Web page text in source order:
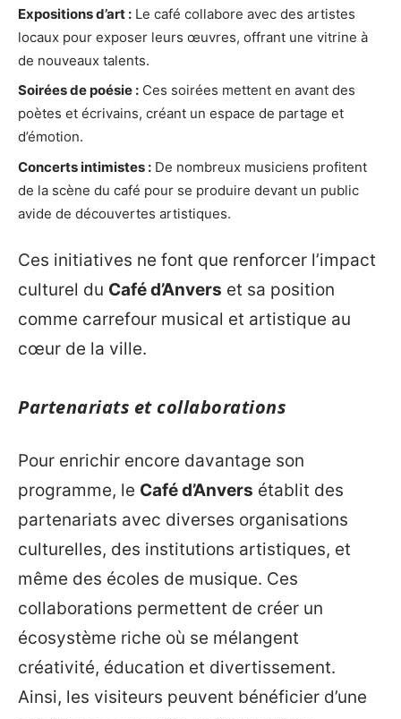
Expositions d’art : Le café collabore avec des artistes
locaux pour exposer leurs œuvres, offrant une vitrine à
de nouveaux talents.
Soirées de poésie : Ces soirées mettent en avant des
poètes et écrivains, créant un espace de partage et
d’émotion.
Concerts intimistes : De nombreux musiciens profitent
de la scène du café pour se produire devant un public
avide de découvertes artistiques.
Ces initiatives ne font que renforcer l’impact
culturel du Café d’Anvers et sa position
comme carrefour musical et artistique au
cœur de la ville.
Partenariats et collaborations
Pour enrichir encore davantage son
programme, le Café d’Anvers établit des
partenariats avec diverses organisations
culturelles, des institutions artistiques, et
même des écoles de musique. Ces
collaborations permettent de créer un
écosystème riche où se mélangent
créativité, éducation et divertissement.
Ainsi, les visiteurs peuvent bénéficier d’une